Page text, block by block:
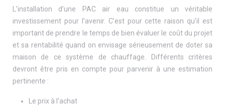
L’installation d’une PAC air eau constitue un véritable
investissement pour l’avenir. C’est pour cette raison qu’il est
important de prendre le temps de bien évaluer le coût du projet
et sa rentabilité quand on envisage sérieusement de doter sa
maison de ce système de chauffage. Différents critères
devront être pris en compte pour parvenir à une estimation
pertinente :
Le prix à l’achat